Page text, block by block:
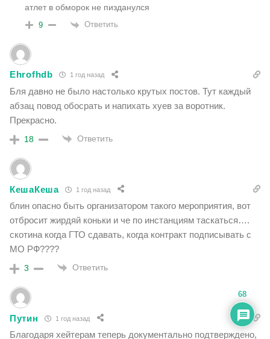
атлет в обморок не пизданулся
9 Ответить
Ehrofhdb 1 год назад
Бля давно не было настолько крутых постов. Тут каждый
абзац повод обосрать и напихать хуев за воротник.
Прекрасно.
18 Ответить
КешаКеша 1 год назад
блин опасно быть организатором такого мероприятия, вот
отбросит жирдяй коньки и че по инстанциям таскаться….
скотина когда ГТО сдавать, когда контракт подписывать с
МО РФ????
3 Ответить
Путин 1 год назад
Благодаря хейтерам теперь документально подтверждено,
68